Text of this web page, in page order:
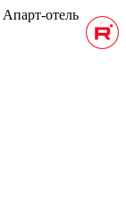
Апарт-отель